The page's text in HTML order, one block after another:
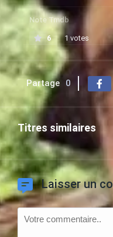
Note Tmdb
6 1 votes
Partage 0
Titres similaires
Laisser un